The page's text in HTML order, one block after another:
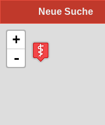
Neue Suche
+
-